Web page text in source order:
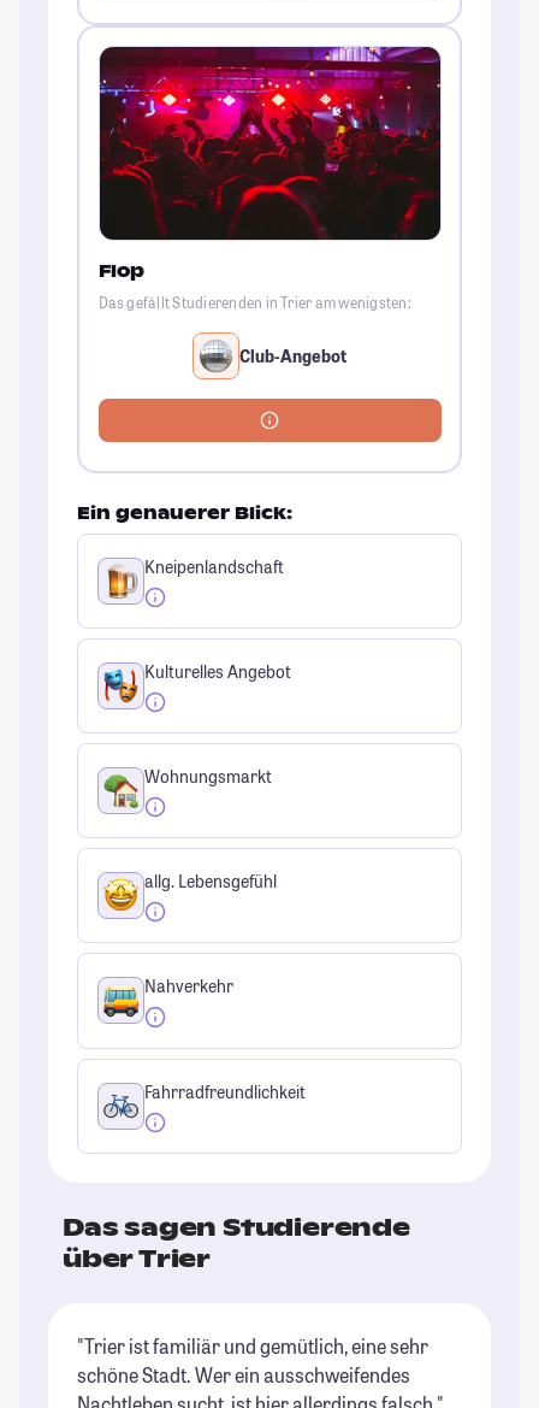
Flop
Das gefällt Studierenden in Trier am wenigsten:
Club-Angebot
Ein genauerer Blick:
Kneipenlandschaft
Kulturelles Angebot
Wohnungsmarkt
allg. Lebensgefühl
Nahverkehr
Fahrradfreundlichkeit
Das sagen Studierende
über Trier
"Trier ist familiär und gemütlich, eine sehr
schöne Stadt. Wer ein ausschweifendes